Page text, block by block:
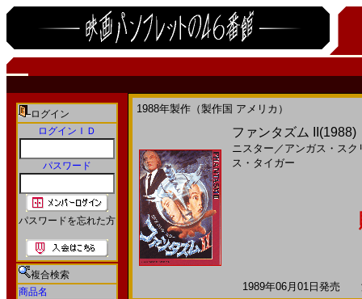
ログイン
ログインＩＤ
パスワード
パスワードを忘れた方
複合検索
商品名
1988年製作（製作国 アメリカ）
ファンタズム II(1988)
ニスター ／ アンガス・スク
ス・タイガー
1989年06月01日発売